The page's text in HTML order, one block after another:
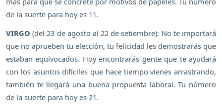
de la suerte para hoy es 11.
VIRGO (del 23 de agosto al 22 de setiembre): No te importará
que no aprueben tu elección, tu felicidad les demostrarás que
estaban equivocados. Hoy encontrarás gente que te ayudará
con los asuntos difíciles que hace tiempo vienes arrastrando,
también te llegará una buena propuesta laboral. Tu número
de la suerte para hoy es 21.